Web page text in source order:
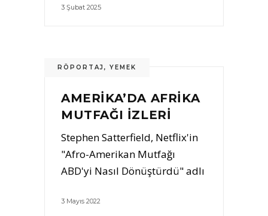
3 Şubat 2025
RÖPORTAJ , YEMEK
AMERIKA’DA AFRIKA
MUTFAĞI İZLERI
Stephen Satterfield, Netflix'in
"Afro-Amerikan Mutfağı
ABD'yi Nasıl Dönüştürdü" adlı
3 Mayıs 2022